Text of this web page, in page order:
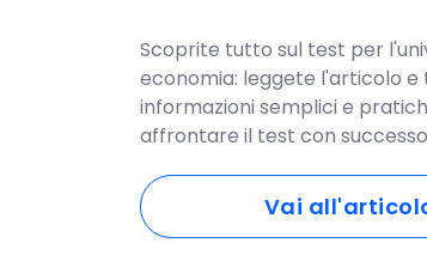
Scoprite tutto sul test per
economia: leggete l'articolo
informazioni semplici e
affrontare il test con
Vai